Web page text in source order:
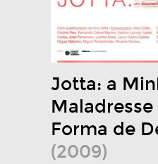
Jotta: a
Maladresse
Forma de
(2009)